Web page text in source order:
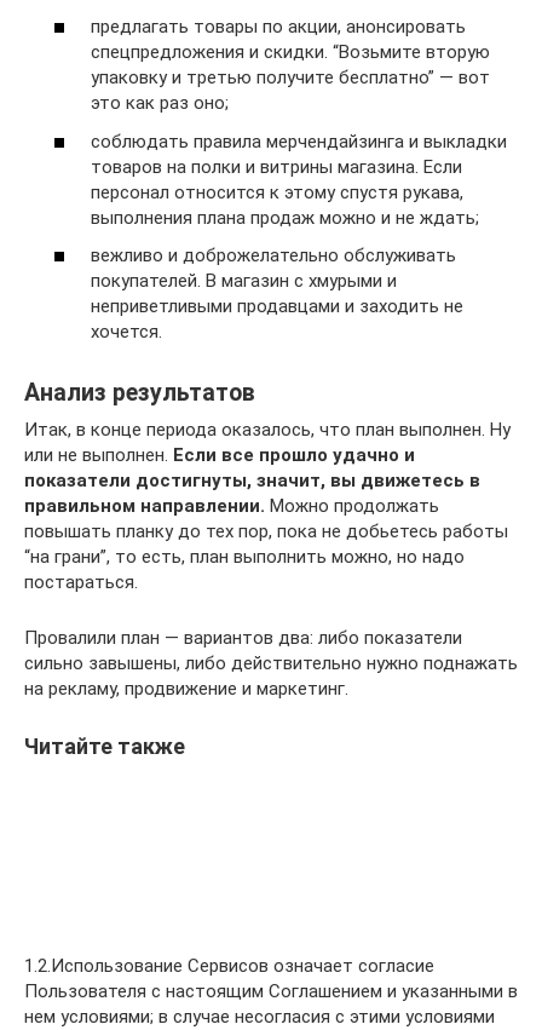
предлагать товары по акции, анонсировать
спецпредложения и скидки. “Возьмите вторую
упаковку и третью получите бесплатно” — вот
это как раз оно;
соблюдать правила мерчендайзинга и выкладки
товаров на полки и витрины магазина. Если
персонал относится к этому спустя рукава,
выполнения плана продаж можно и не ждать;
вежливо и доброжелательно обслуживать
покупателей. В магазин с хмурыми и
неприветливыми продавцами и заходить не
хочется.
Анализ результатов
Итак, в конце периода оказалось, что план выполнен. Ну
или не выполнен. Если все прошло удачно и
показатели достигнуты, значит, вы движетесь в
правильном направлении. Можно продолжать
повышать планку до тех пор, пока не добьетесь работы
“на грани”, то есть, план выполнить можно, но надо
постараться.
Провалили план — вариантов два: либо показатели
сильно завышены, либо действительно нужно поднажать
на рекламу, продвижение и маркетинг.
Читайте также
1.2.Использование Сервисов означает согласие
Пользователя с настоящим Соглашением и указанными в
нем условиями; в случае несогласия с этими условиями